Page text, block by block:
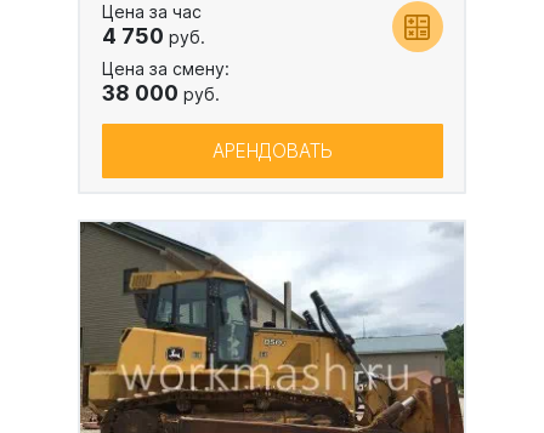
Цена за час
4 750 руб.
Цена за смену:
38 000 руб.
АРЕНДОВАТЬ